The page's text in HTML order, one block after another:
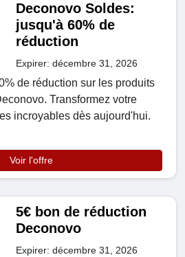
Deconovo Soldes:
jusqu'à 60% de
réduction
Expirer: décembre 31, 2026
de réduction sur les produits
Transformez votre
incroyables dès aujourd'hui.
Voir l'offre
5€ bon de réduction
Deconovo
Expirer: décembre 31, 2026